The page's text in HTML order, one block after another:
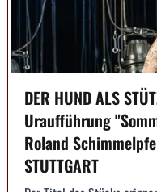
DER HUND ALS
Uraufführung
Roland
STUTTGART